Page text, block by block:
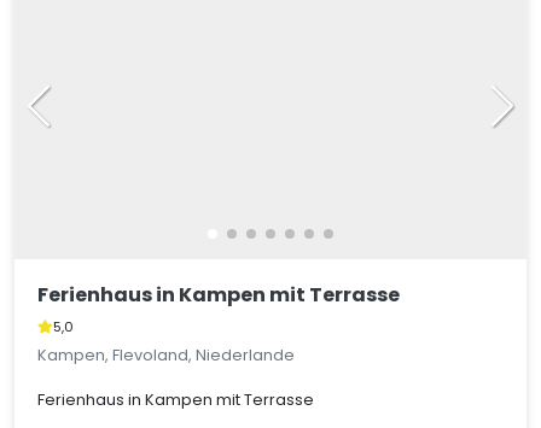
Ferienhaus in Kampen mit Terrasse
5,0
Kampen, Flevoland, Niederlande
Ferienhaus in Kampen mit Terrasse